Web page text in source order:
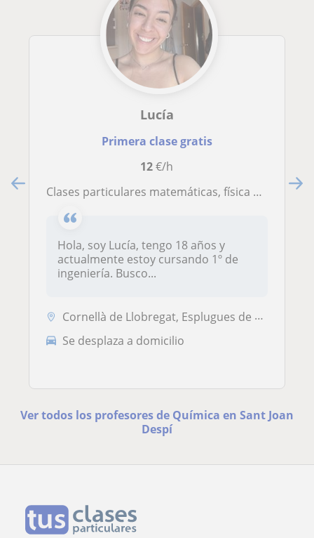
Lucía
Primera clase gratis
12€/h
Clases particulares matemáticas, física y química para primaria y ESO
Hola, soy Lucía, tengo 18 años y
actualmente estoy cursando 1º de
ingeniería. Busco...
Cornellà de Llobregat, Esplugues de Llobregat, Sant Boi de Llobregat, ...
Se desplaza a domicilio
Ver todos los profesores de Química en Sant Joan
Despí